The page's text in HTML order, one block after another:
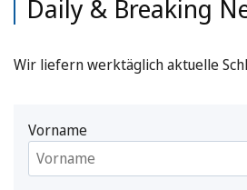
Daily & Breaking
Wir liefern werktäglich aktuelle
Vorname